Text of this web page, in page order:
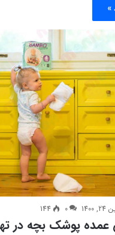
»
0
144
پوشک بچه در